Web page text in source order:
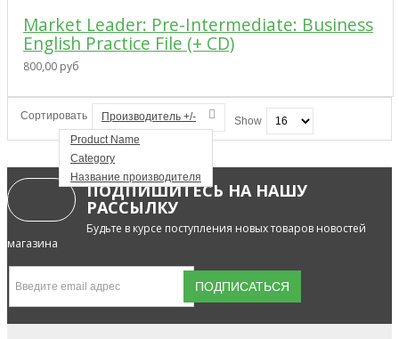
Market Leader: Pre-Intermediate: Business
English Practice File (+ CD)
800,00 руб
Сортировать
Производитель +/-
Product Name
Category
Название производителя
Show
ПОДПИШИТЕСЬ НА НАШУ
РАССЫЛКУ
Будьте в курсе поступления новых товаров новостей
магазина